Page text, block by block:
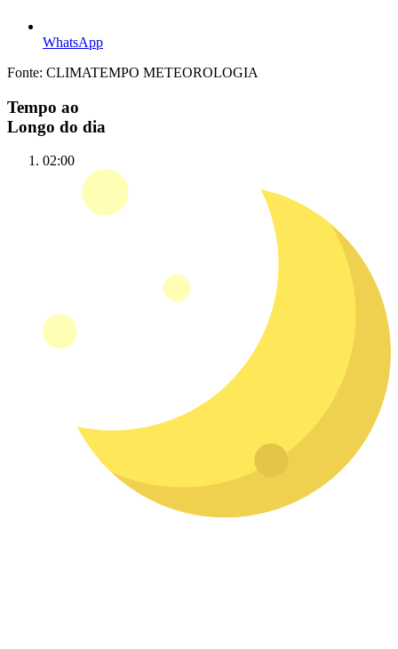
WhatsApp
Fonte: CLIMATEMPO METEOROLOGIA
Tempo ao
Longo do dia
02:00